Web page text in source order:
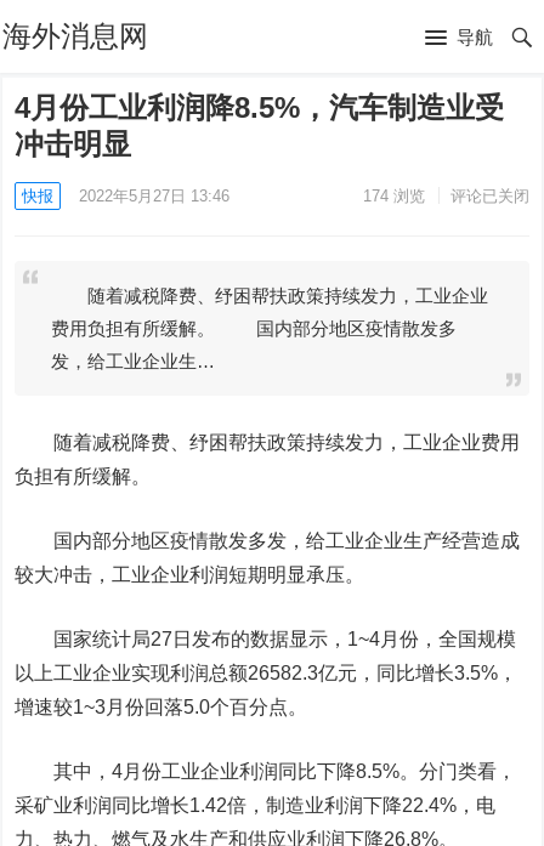
海外消息网 导航
4月份工业利润降8.5%，汽车制造业受
冲击明显
快报 2022年5月27日 13:46 174浏览 评论已关闭
随着减税降费、纾困帮扶政策持续发力，工业企业
费用负担有所缓解。 国内部分地区疫情散发多
发，给工业企业生…
随着减税降费、纾困帮扶政策持续发力，工业企业费用
负担有所缓解。
国内部分地区疫情散发多发，给工业企业生产经营造成
较大冲击，工业企业利润短期明显承压。
国家统计局27日发布的数据显示，1~4月份，全国规模
以上工业企业实现利润总额26582.3亿元，同比增长3.5%，
增速较1~3月份回落5.0个百分点。
其中，4月份工业企业利润同比下降8.5%。分门类看，
采矿业利润同比增长1.42倍，制造业利润下降22.4%，电
力、热力、燃气及水生产和供应业利润下降26.8%。